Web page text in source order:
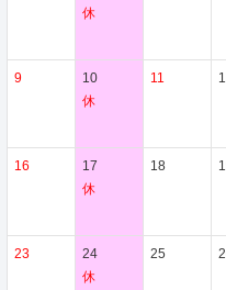
休
9
10
休
11
16
17
休
18
23
24
休
25